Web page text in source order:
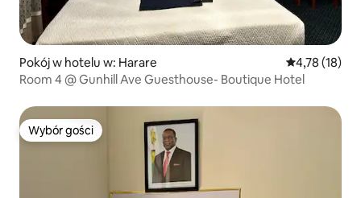
Pokój w hotelu w: Harare Średnia
4,78 (18)
Room 4 @ Gunhill Ave Guesthouse- Boutique Hotel
Wybór gości
Wybór gości